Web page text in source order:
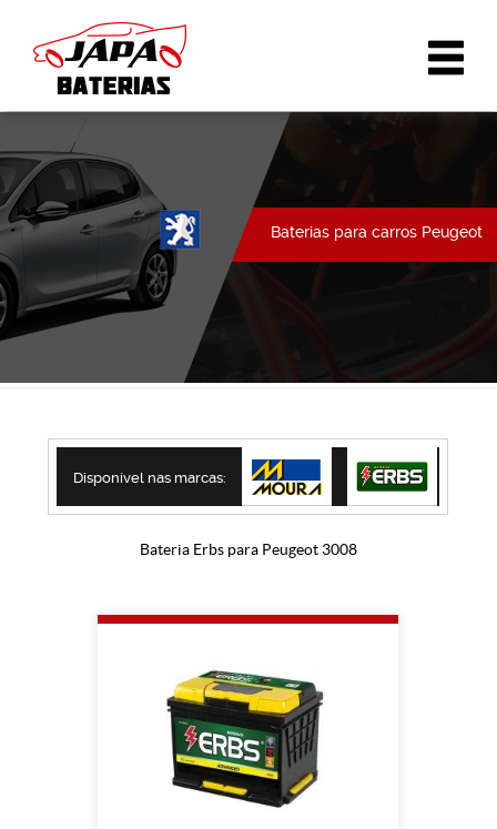
Baterias para carros Peugeot
Disponível nas marcas:
Bateria Erbs para Peugeot 3008